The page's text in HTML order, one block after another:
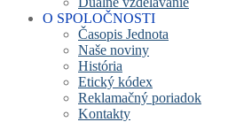
O SPOLOČNOSTI
Časopis Jednota
Naše noviny
História
Etický kódex
Reklamačný poriadok
Kontakty